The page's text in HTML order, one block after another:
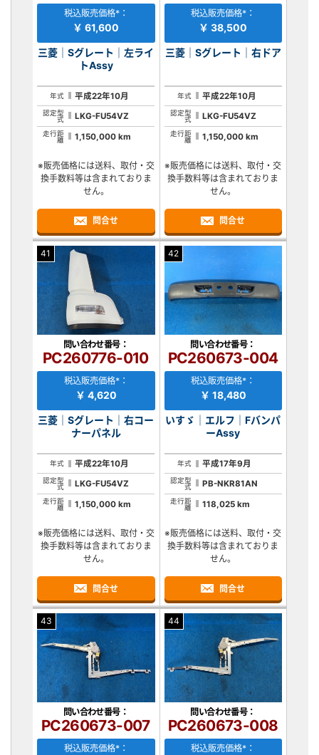
税込販売価格*：
￥ 61,600
三菱｜Sグレート｜左ライ
トAssy
年式 平成22年10月
認定型
式
LKG-FU54VZ
走行距
離
1,150,000 km
※販売価格には送料、取付・交
換手数料等は含まれておりま
せん。
問合せ
税込販売価格*：
￥ 38,500
三菱｜Sグレート｜右ドア
年式 平成22年10月
認定型
式
LKG-FU54VZ
走行距
離
1,150,000 km
※販売価格には送料、取付・交
換手数料等は含まれておりま
せん。
問合せ
41
問い合わせ番号：
PC260776-010
税込販売価格*：
￥ 4,620
三菱｜Sグレート｜右コー
ナーパネル
年式 平成22年10月
認定型
式
LKG-FU54VZ
走行距
離
1,150,000 km
※販売価格には送料、取付・交
換手数料等は含まれておりま
せん。
問合せ
42
問い合わせ番号：
PC260673-004
税込販売価格*：
￥ 18,480
いすゞ｜エルフ｜Fバンパ
ーAssy
年式 平成17年9月
認定型
式
PB-NKR81AN
走行距
離
118,025 km
※販売価格には送料、取付・交
換手数料等は含まれておりま
せん。
問合せ
43
問い合わせ番号：
PC260673-007
税込販売価格*：
44
問い合わせ番号：
PC260673-008
税込販売価格*：